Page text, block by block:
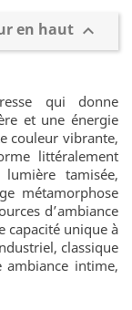
en haut 
qui donne
et une énergie
couleur vibrante,
littéralement
tamisée,
métamorphose
d’ambiance
capacité unique à
classique
intime,